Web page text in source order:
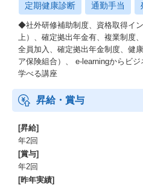
定期健康診断 通勤手当
◆社外研修補助制度、資格取得イ
上）、確定拠出年金有、複業制度
全員加入、確定拠出年金制度、健
ア保険組合）、 e-learningからビ
学べる講座
昇給・賞与
[昇給]
年2回
[賞与]
年2回
[昨年実績]